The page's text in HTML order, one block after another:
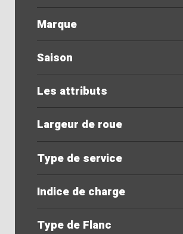
Marque
Saison
Les attributs
Largeur de roue
Type de service
Indice de charge
Type de Flanc